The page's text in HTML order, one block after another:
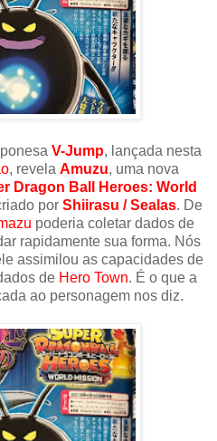
V-Jump, lançada nesta
, revela Amuzu, uma nova
Dragon Ball Heroes: World
por Shiirasu / Sealas. De
poderia coletar dados de
rapidamente sua forma. Nós
assimilou as capacidades de
de Hero Town. É o que a
ao personagem nos diz.